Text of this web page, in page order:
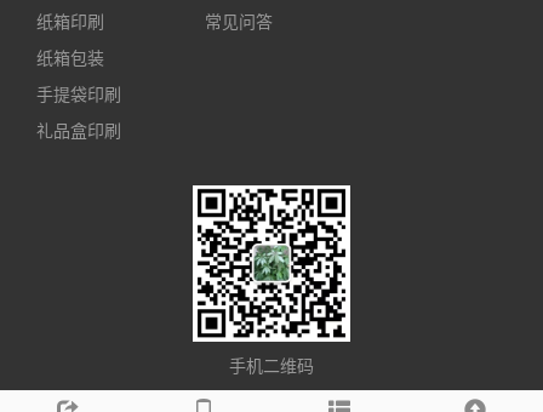
纸箱印刷
纸箱包装
手提袋印刷
礼品盒印刷
常见问答
手机二维码